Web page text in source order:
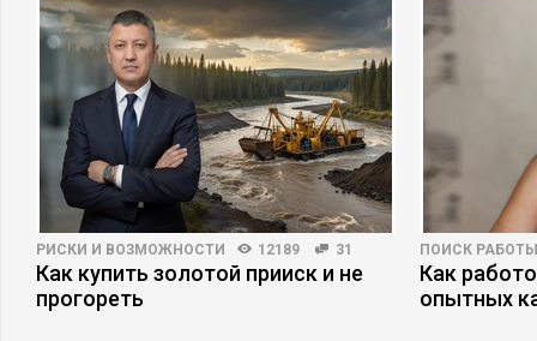
РИСКИ И ВОЗМОЖНОСТИ 12189 31
Как купить золотой прииск и не
прогореть
ПОИСК РАБОТЫ
Как
опытных